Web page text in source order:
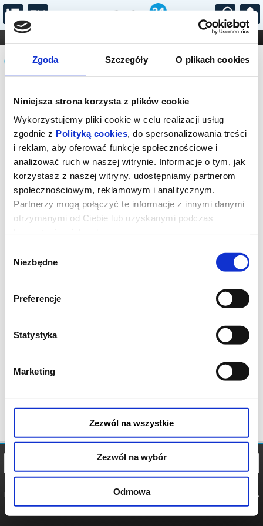
Zgoda Szczegóły O plikach cookies
Niniejsza strona korzysta z plików cookie
Wykorzystujemy pliki cookie w celu realizacji usług
zgodnie z Polityką cookies, do spersonalizowania treści
i reklam, aby oferować funkcje społecznościowe i
analizować ruch w naszej witrynie. Informacje o tym, jak
korzystasz z naszej witryny, udostępniamy partnerom
społecznościowym, reklamowym i analitycznym.
Partnerzy mogą połączyć te informacje z innymi danymi
otrzymanymi od Ciebie lub uzyskanymi podczas
zgody
Niezbędne
Preferencje
Statystyka
Marketing
Zezwól na wszystkie
Zezwól na wybór
Odmowa
...
FILHARMONIA OPERA I BALET
STAND-UP
DLA DZIECI
Komunikat
Sprzedaż biletów na niniejsze
wydarzenie została zakończona. Zapytaj
w Kasie instytucji o dostępność biletów
na wydarzenie.
POLITYKA
POLITYKA